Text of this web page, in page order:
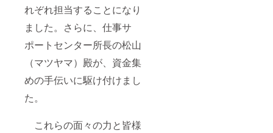
れぞれ担当することになり
ました。さらに、仕事サ
ポートセンター所長の松山
（マツヤマ）殿が、資金集
めの手伝いに駆け付けまし
た。
これらの面々の力と皆様